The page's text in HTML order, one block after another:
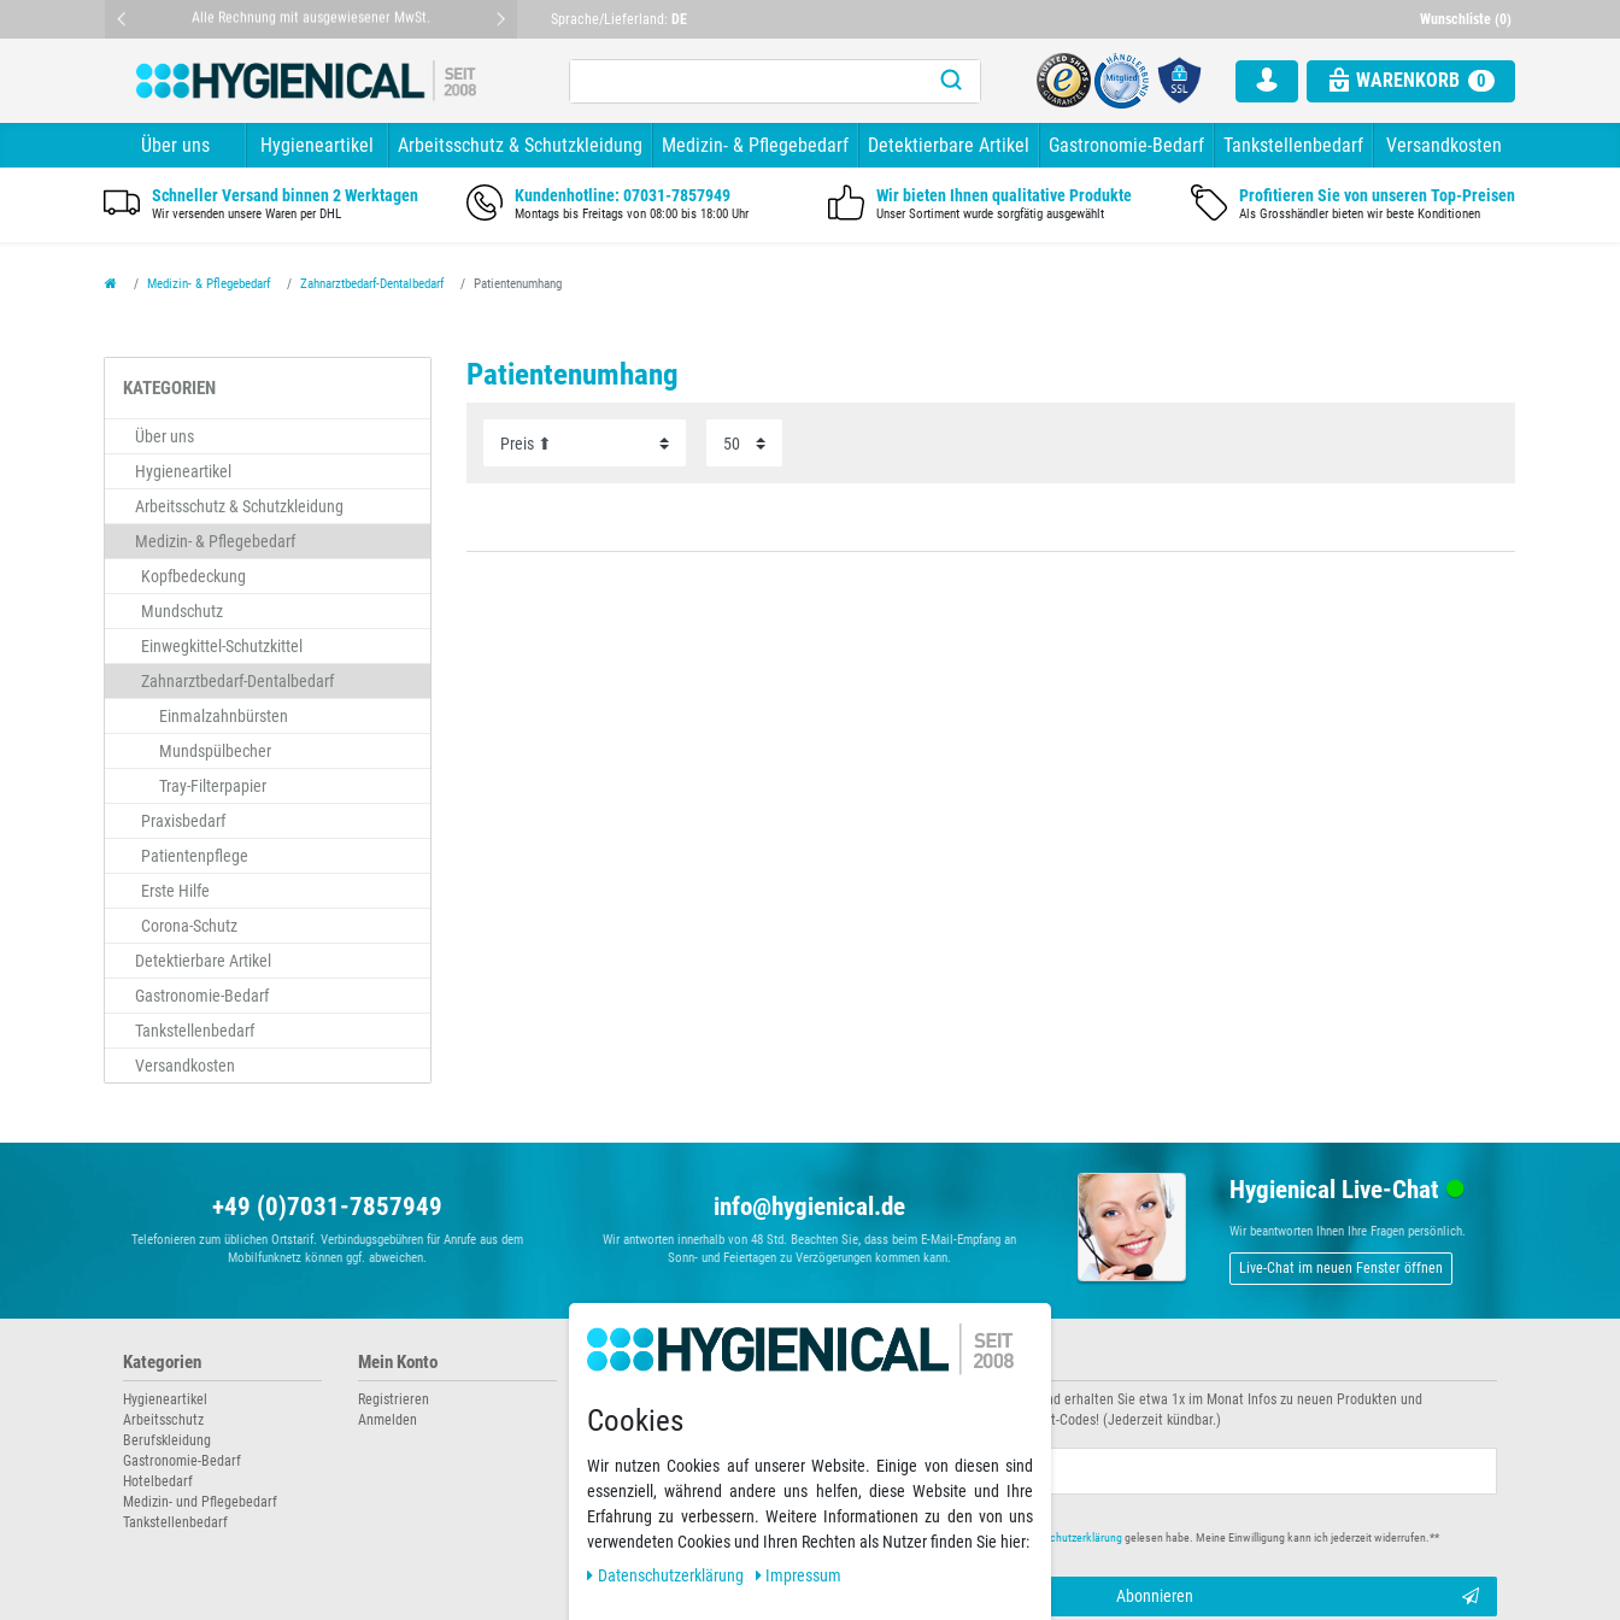
Sprache/Lieferland: DE Wunschliste (0)
Alle Rechnung mit ausgewiesener MwSt. Mehr als 10 Jahre Branchenerfahrung Alle Rechnung mit ausgewiesener
WARENKORB 0
Über uns Hygieneartikel Arbeitsschutz & Schutzkleidung Medizin- & Pflegebedarf Detektierbare Artikel Gastronomie-Bedarf Tankstellenbedarf Versandkosten
Schneller Versand binnen 2 Werktagen
Wir versenden unsere Waren per DHL
Kundenhotline: 07031-7857949
Montags bis Freitags von 08:00 bis 18:00 Uhr
Wir bieten Ihnen qualitative Produkte
Unser Sortiment wurde sorgfätig ausgewählt
Profitieren Sie von unseren Top-Preisen
Als Grosshändler bieten wir beste Konditionen
Medizin- & Pflegebedarf Zahnarztbedarf-Dentalbedarf Patientenumhang
KATEGORIEN
Über uns
Hygieneartikel
Arbeitsschutz & Schutzkleidung
Medizin- & Pflegebedarf
Kopfbedeckung
Mundschutz
Einwegkittel-Schutzkittel
Zahnarztbedarf-Dentalbedarf
Einmalzahnbürsten
Mundspülbecher
Tray-Filterpapier
Praxisbedarf
Patientenpflege
Erste Hilfe
Corona-Schutz
Detektierbare Artikel
Gastronomie-Bedarf
Tankstellenbedarf
Versandkosten
Patientenumhang
+49 (0)7031-7857949
Telefonieren zum üblichen Ortstarif. Verbindugsgebühren für Anrufe aus dem
Mobilfunknetz können ggf. abweichen.
info@hygienical.de
Wir antworten innerhalb von 48 Std. Beachten Sie, dass beim E-Mail-Empfang an
Sonn- und Feiertagen zu Verzögerungen kommen kann.
Hygienical Live-Chat
Wir beantworten Ihnen Ihre Fragen persönlich.
Live-Chat im neuen Fenster öffnen
Kategorien
Hygieneartikel
Arbeitsschutz
Berufskleidung
Gastronomie-Bedarf
Hotelbedarf
Medizin- und Pflegebedarf
Tankstellenbedarf
Mein Konto
Registrieren
Anmelden
Informationen
Zahlungsarten
Warenkorb
Newsletter abonnieren
Abonnieren Sie unseren Newsletter und erhalten Sie etwa 1x im Monat Infos zu neuen Produkten und
Sonderaktionen sowie exklusive Rabatt-Codes! (Jederzeit kündbar.)
E-MAIL **
Hiermit bestätige ich, dass ich dieDaten­schutz­erklärunggelesen habe. Meine Einwilligung kann ich jederzeit widerrufen.**
Abonnieren
Cookies
Wir nutzen Cookies auf unserer Website. Einige von diesen sind
essenziell, während andere uns helfen, diese Website und Ihre
Erfahrung zu verbessern. Weitere Informationen zu den von uns
verwendeten Cookies und Ihren Rechten als Nutzer finden Sie hier:
Daten­schutz­erklärung
Impressum